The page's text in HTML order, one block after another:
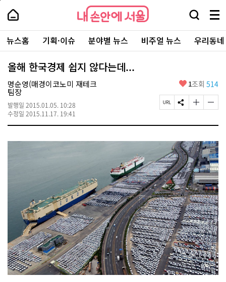
본
로
가
내
손
안
에
서
울
-
서
울
시
대
표
소
통
털
내
손
에
울
검
창
열
기
메
뉴
전
체
보
주
요
서
뉴스홈 기획·이슈 분야별 뉴스 비주얼 뉴스 우리동
올해 한국경제 쉽지 않다는데...
명순영(매경이코노미 재테크
팀장
발행일 2015.01.05. 10:28
수정일 2015.11.17. 19:41
좋
요
1조회 514
페
지
R
복
사
S
S
유
하
기
글
크
크
게
변
경
하
기
글
크
작
게
변
경
하
기
페
상
단
로